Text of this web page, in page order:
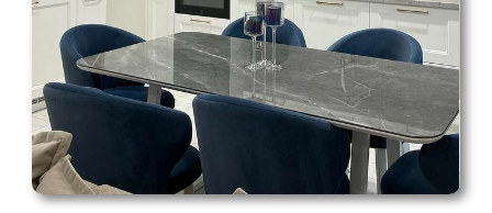
«Кухня на заказ №9»
ВСЕ ВКЛЮЧЕНОв стоимость:
Замер и 3D-проект
Доставка бесплатно
Изготовление 2 недели